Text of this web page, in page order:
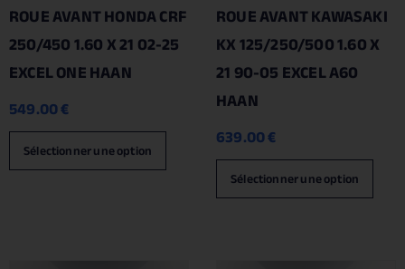
ROUE AVANT HONDA CRF
250/450 1.60 X 21 02-25
EXCEL ONE HAAN
549.00€
Sélectionner une option
ROUE AVANT KAWASAKI
KX 125/250/500 1.60 X
21 90-05 EXCEL A60
HAAN
639.00€
Sélectionner une option